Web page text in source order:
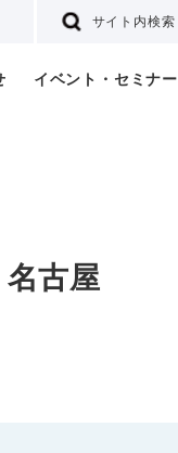
サイト内検索
イベント・セミナー
古屋